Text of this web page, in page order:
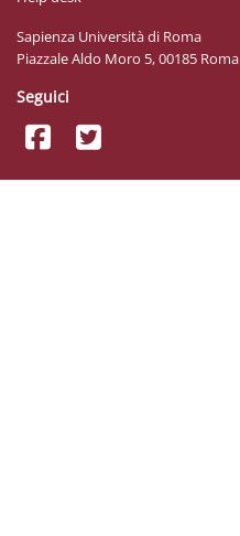
Sapienza Università di Roma
Piazzale Aldo Moro 5, 00185 Roma
Seguici